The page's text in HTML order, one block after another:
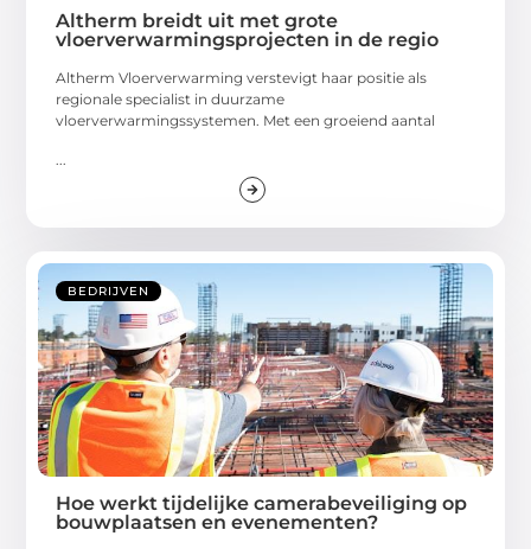
Altherm breidt uit met grote
vloerverwarmingsprojecten in de regio
Altherm Vloerverwarming verstevigt haar positie als
regionale specialist in duurzame
vloerverwarmingssystemen. Met een groeiend aantal
BEDRIJVEN
Hoe werkt tijdelijke camerabeveiliging op
bouwplaatsen en evenementen?